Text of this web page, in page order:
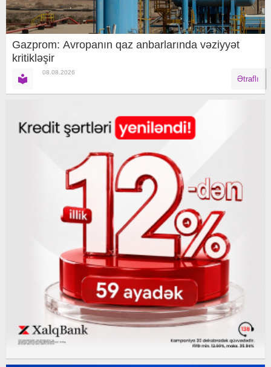
Gazprom: Avropanın qaz anbarlarında vəziyyət
kritikləşir
08.08.2026
Ətraflı